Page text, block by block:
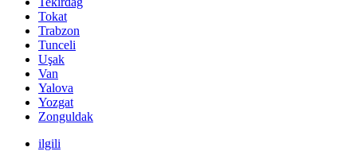
Tokat
Trabzon
Tunceli
Uşak
Van
Yalova
Yozgat
Zonguldak
ilgili